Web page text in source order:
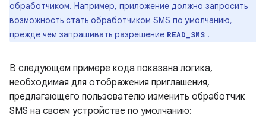
обработчиком. Например, приложение должно запросить
возможность стать обработчиком SMS по умолчанию,
прежде чем запрашивать разрешение READ_SMS .
В следующем примере кода показана логика,
необходимая для отображения приглашения,
предлагающего пользователю изменить обработчик
SMS на своем устройстве по умолчанию: